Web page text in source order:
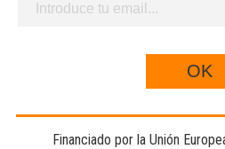
Financiado por la Unión